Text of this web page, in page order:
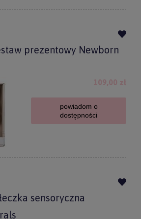
prezentowy Newborn
109,00 zł
powiadom o
dostępności
sensoryczna